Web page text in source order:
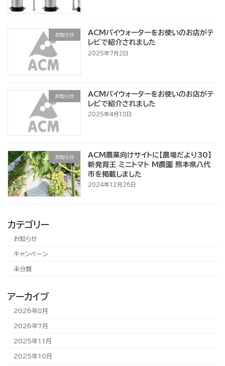
お知らせ
ACMパイウォーターをお使いのお店がテ
レビで紹介されました
2025年7月2日
お知らせ
ACMパイウォーターをお使いのお店がテ
レビで紹介されました
2025年4月18日
お知らせ
ACM農業向けサイトに【農場だより30】
新発育王 ミニトマト M農園 熊本県八代
市を掲載しました
2024年12月26日
カテゴリー
お知らせ
キャンペーン
未分類
アーカイブ
2026年8月
2026年7月
2025年11月
2025年10月